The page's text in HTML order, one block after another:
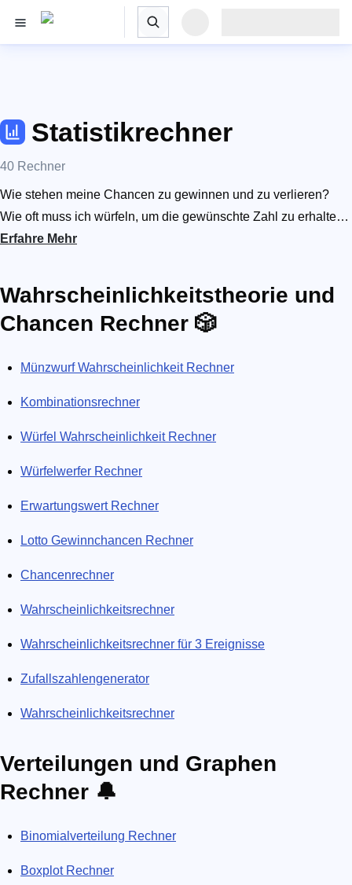
Statistikrechner
40 Rechner
Wie stehen meine Chancen zu gewinnen und zu verlieren?
Wie oft muss ich würfeln, um die gewünschte Zahl zu erhalten?
All diese Fragen sind Probleme der Statistik. Wir stellen
Von dem Chancenrechner, über den
Wahrscheinlichkeitsrechner bis hin zur Binomialverteilung – in
Lass uns dir also mit deinen Statistik-Problemen helfen und
kannst, auf nahezu unmögliche Dinge zu wetten (von denen
Erfahre Mehr
Wahrscheinlichkeitstheorie und
Chancen Rechner 🎲
Münzwurf Wahrscheinlichkeit Rechner
Kombinationsrechner
Würfel Wahrscheinlichkeit Rechner
Würfelwerfer Rechner
Erwartungswert Rechner
Lotto Gewinnchancen Rechner
Chancenrechner
Wahrscheinlichkeitsrechner
Wahrscheinlichkeitsrechner für 3 Ereignisse
Zufallszahlengenerator
Wahrscheinlichkeitsrechner
Verteilungen und Graphen
Rechner 🔔
Binomialverteilung Rechner
Boxplot Rechner